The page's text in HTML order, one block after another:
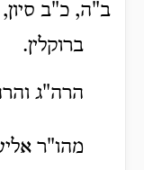
ב"ה, כ"ב
ברוקלין.
הרה"ג
מהו"ר